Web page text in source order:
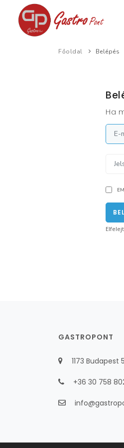
Főoldal Belépés
Ha
GASTROPONT
1173 Budapest
+36 30 758